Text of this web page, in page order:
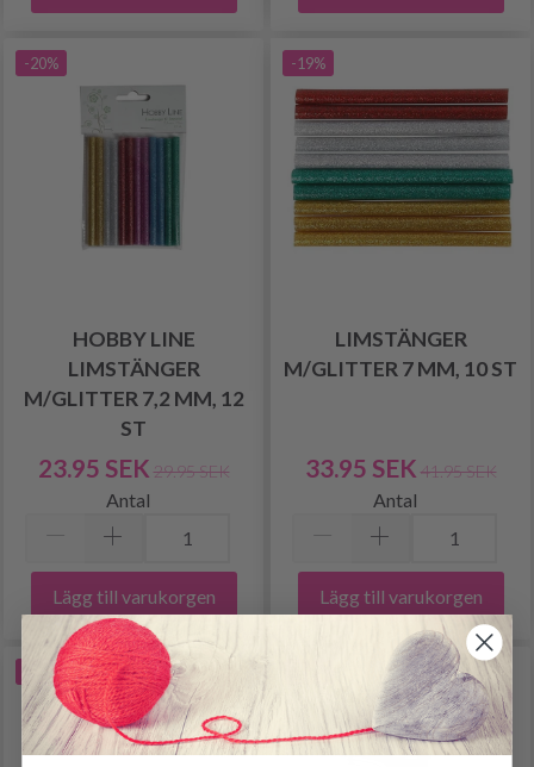
-20%
HOBBY LINE
LIMSTÄNGER
M/GLITTER 7,2 MM, 12
ST
23.95 SEK 29.95 SEK
Antal
Lägg till varukorgen
-19%
LIMSTÄNGER
M/GLITTER 7 MM, 10 ST
33.95 SEK 41.95 SEK
Antal
Lägg till varukorgen
-19%